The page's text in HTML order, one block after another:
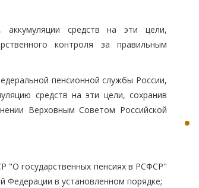
средств на эти цели,
контроля за правильным
пенсионной службы России,
средств на эти цели, сохранив
Верховным Советом Российской
"О государственных пенсиях в РСФСР"
Федерации в установленном порядке;